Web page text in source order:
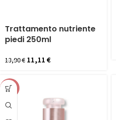
Trattamento nutriente
piedi 250ml
13,90€11,11€
-20%